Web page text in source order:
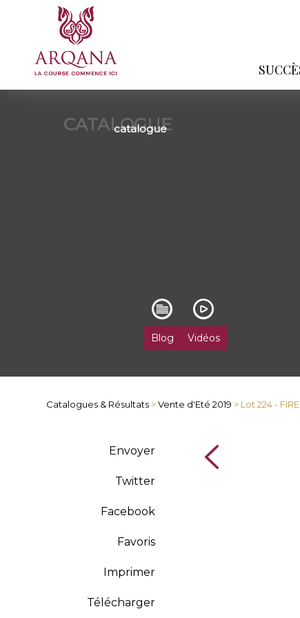
CATALOGUE
catalogue
Blog Vidéos
Catalogues & Résultats >Vente d'Eté 2019 > Lot 224 -
Envoyer
Twitter
Facebook
Favoris
Imprimer
Télécharger